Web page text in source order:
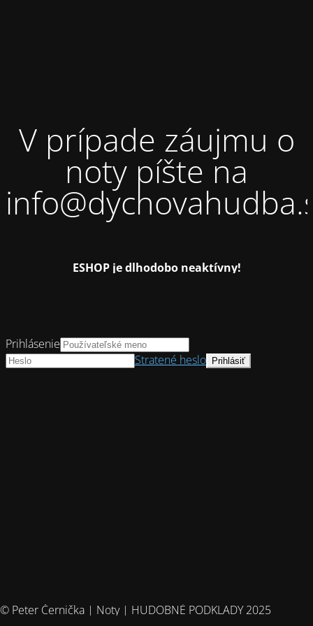
V prípade záujmu o
noty píšte na
ESHOP je dlhodobo neaktívny!
© Peter Černička | Noty | HUDOBNÉ PODKLADY 2025
Prihlásenie
Stratené heslo